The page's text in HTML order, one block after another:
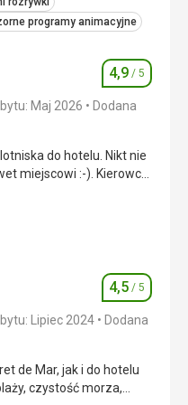
programy animacyjne
Ocena
4,9 / 5
Maj 2026
Dodana
do hotelu. Nikt nie
miejscowi :-). Kierowca
hotel za pomocą
do hotelu. Nikt nie
drugiej stronie, 15 minut
5,0/ 5
Ocena
4,5 / 5
Lipiec 2024
Dodana
de Mar, jak i do hotelu
czystość morza,